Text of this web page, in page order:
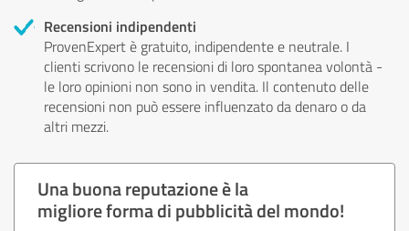
Recensioni indipendenti
ProvenExpert è gratuito, indipendente e neutrale. I
clienti scrivono le recensioni di loro spontanea volontà -
le loro opinioni non sono in vendita. Il contenuto delle
recensioni non può essere influenzato da denaro o da
altri mezzi.
Una buona reputazione è la
migliore forma di pubblicità del mondo!